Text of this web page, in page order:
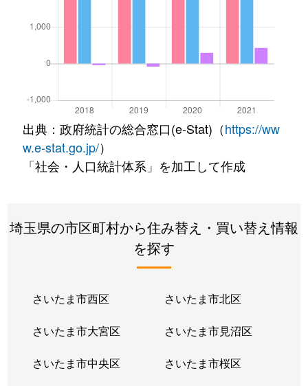
出典：政府統計の総合窓口(e-Stat)（https://ww
w.e-stat.go.jp/）
「社会・人口統計体系」を加工して作成
埼玉県の市区町村から住み替え・買い替え情報
を探す
さいたま市西区 さいたま市北区
さいたま市大宮区 さいたま市見沼区
さいたま市中央区 さいたま市桜区